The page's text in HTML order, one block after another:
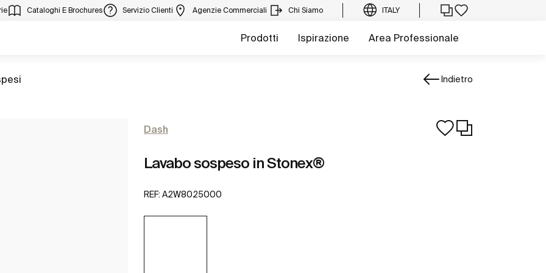
Cataloghi E Brochures Servizio Clienti Agenzie Commerciali Chi Siamo ITALY
Prodotti Ispirazione Area Professionale
Indietro
Dash
Lavabo sospeso in Stonex®
REF: A2W8025000